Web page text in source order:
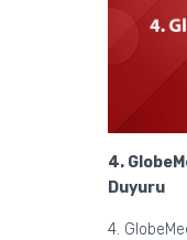
4.
Duyuru
4.